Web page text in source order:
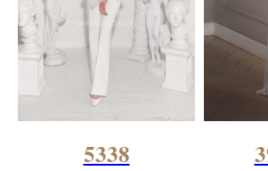
5338